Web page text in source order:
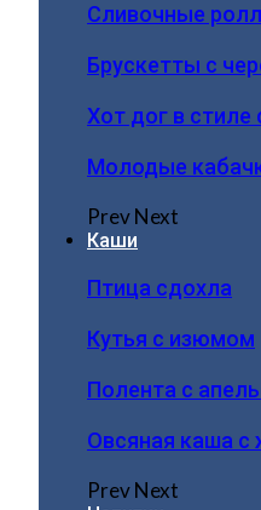
Сливочные
Брускетты с
Хот дог в стиле
Молодые
PrevNext
Каши
Птица сдохла
Кутья с изюмом
Полента с
Овсяная каша
PrevNext